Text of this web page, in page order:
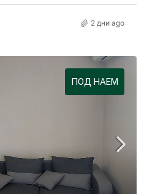
2 дни ago
ПОД НАЕМ